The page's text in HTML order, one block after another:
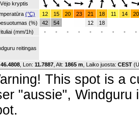
Vėjo kryptis
(°C) 12 15 20 23 21 18 11 14
20
(%)
42 54 12
18
(mm/1h)
- - - - - - - - -
reitingas
46.4808 , Lon: 11.7887 Alt: 1865 m , Laiko juosta: CEST
This spot is a
"aussie",